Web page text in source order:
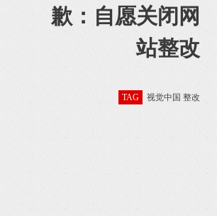
歉：自愿关闭网
站整改
TAG 视觉中国 整改